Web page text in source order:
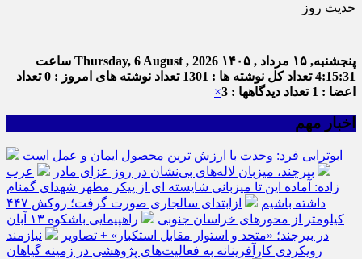
حدیث روز
پنجشنبه, ۱۵ مرداد , ۱۴۰۵ Thursday, 6 August , 2026 ساعت
4:15:31تعداد کل نوشته ها : 1301 تعداد نوشته های امروز : 0
تعداد
اعضا : 1
تعداد دیدگاهها : 3 ×
اخبار مهم
ابوترابی فرد: وحدت با ارزش ترین محصول ایمان و عمل است
بیرجند، میزبان لاله‌های بی‌نشان در روز عزای مادر
عرب
زاده: آماده این تا میزبانی شایسته ای از پیکر مطهر شهدای گمنام
داشته باشیم
ازابتدای سالجاری صورت گرفت؛ روکش ۴۴۷
کیلومتر از محورهای خراسان جنوبی
راهپیمایی باشکوه ۱۳ آبان
در بیرجند؛ «متحد و استوار مقابل استکبار» + تصاویر
نیازمند
رویکردی کارآفرینانه به فعالیت‌های پژوهشی در زمینه گیاهان